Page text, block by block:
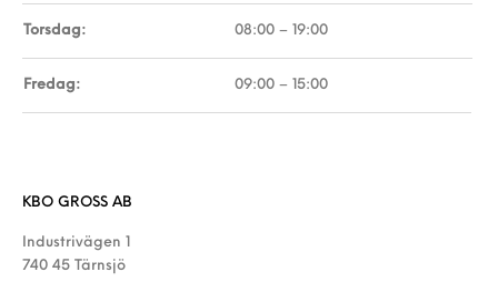
Torsdag: 08:00 – 19:00
Fredag: 09:00 – 15:00
KBO GROSS AB
Industrivägen 1
740 45 Tärnsjö